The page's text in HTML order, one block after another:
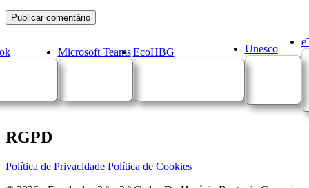
Microsoft Teams EcoHBG Unesco
RGPD
Política de Privacidade Política de Cookies